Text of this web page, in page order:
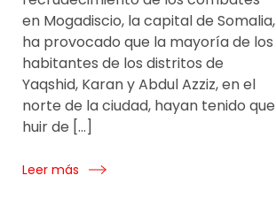
en Mogadiscio, la capital de Somalia,
ha provocado que la mayoría de los
habitantes de los distritos de
Yaqshid, Karan y Abdul Azziz, en el
norte de la ciudad, hayan tenido que
huir de […]
Leer más